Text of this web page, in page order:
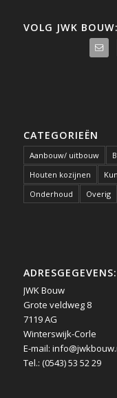
VOLG JWK BOUW:
CATEGORIEËN
Aanbouw/ uitbouw
Houten kozijnen
Onderhoud
Overig
ADRESGEGEVENS:
JWK Bouw
Grote veldweg 8
7119 AG
Winterswijk-Corle
E-mail:
Tel.: (0543) 53 52 29